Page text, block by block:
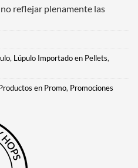
reflejar plenamente las
, Lúpulo Importado en Pellets,
en Promo, Promociones